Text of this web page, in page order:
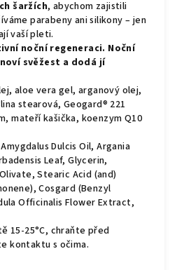
šaržích, abychom zajistili
parabeny ani silikony – jen
vaší pleti.
noční regeneraci. Noční
svěžest a dodá jí
aloe vera gel, arganový olej,
stearová, Geogard® 221
mateří kašička, koenzym Q10
Dulcis Oil, Argania
Leaf, Glycerin,
Stearic Acid (and)
Cosgard (Benzyl
Officinalis Flower Extract,
15-25°C, chraňte před
kontaktu s očima.